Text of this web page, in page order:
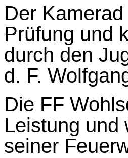
Der
Prüfung und
durch den
d. F.
Die FF
Leistung und
seiner